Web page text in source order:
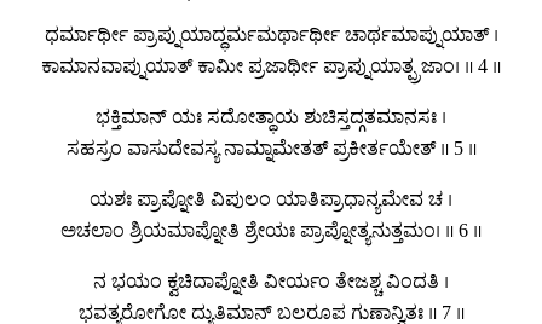
ಧರ್ಮಾರ್ಥೀ ಪ್ರಾಪ್ನುಯಾದ್ಧರ್ಮಮರ್ಥಾರ್ಥೀ ಚಾರ್ಥಮಾಪ್ನುಯಾತ್ ।
ಕಾಮಾನವಾಪ್ನುಯಾತ್ ಕಾಮೀ ಪ್ರಜಾರ್ಥೀ ಪ್ರಾಪ್ನುಯಾತ್ಪ್ರಜಾಂ। ॥ 4 ॥
ಭಕ್ತಿಮಾನ್ ಯಃ ಸದೋತ್ಥಾಯ ಶುಚಿಸ್ತದ್ಗತಮಾನಸಃ ।
ಸಹಸ್ರಂ ವಾಸುದೇವಸ್ಯ ನಾಮ್ನಾಮೇತತ್ ಪ್ರಕೀರ್ತಯೇತ್ ॥ 5 ॥
ಯಶಃ ಪ್ರಾಪ್ನೋತಿ ವಿಪುಲಂ ಯಾತಿಪ್ರಾಧಾನ್ಯಮೇವ ಚ ।
ಅಚಲಾಂ ಶ್ರಿಯಮಾಪ್ನೋತಿ ಶ್ರೇಯಃ ಪ್ರಾಪ್ನೋತ್ಯನುತ್ತಮಂ। ॥ 6 ॥
ನ ಭಯಂ ಕ್ವಚಿದಾಪ್ನೋತಿ ವೀರ್ಯಂ ತೇಜಶ್ಚ ವಿಂದತಿ ।
ಭವತ್ಯರೋಗೋ ದ್ಯುತಿಮಾನ್ ಬಲರೂಪ ಗುಣಾನ್ವಿತಃ ॥ 7 ॥